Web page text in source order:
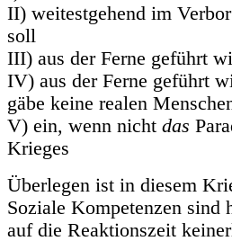
II) weitestgehend im
soll
III) aus der Ferne geführt
IV) aus der Ferne geführt
gäbe keine realen
V) ein, wenn nicht das
Krieges
Überlegen ist in diesem
Soziale Kompetenzen sind
auf die Reaktionszeit